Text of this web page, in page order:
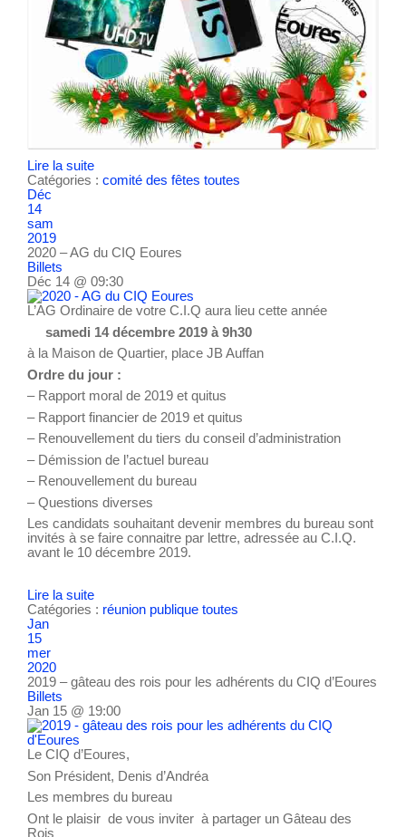
Lire la suite
Catégories : comité des fêtes toutes
Déc
14
sam
2019
2020 – AG du CIQ Eoures
Billets
Déc 14 @ 09:30
L’AG Ordinaire de votre C.I.Q aura lieu cette année
samedi 14 décembre 2019 à 9h30
à la Maison de Quartier, place JB Auffan
Ordre du jour :
– Rapport moral de 2019 et quitus
– Rapport financier de 2019 et quitus
– Renouvellement du tiers du conseil d’administration
– Démission de l’actuel bureau
– Renouvellement du bureau
– Questions diverses
Les candidats souhaitant devenir membres du bureau sont
invités à se faire connaitre par lettre, adressée au C.I.Q.
avant le 10 décembre 2019.
Lire la suite
Catégories : réunion publique toutes
Jan
15
mer
2020
2019 – gâteau des rois pour les adhérents du CIQ d’Eoures
Billets
Jan 15 @ 19:00
Le CIQ d’Eoures,
Son Président, Denis d’Andréa
Les membres du bureau
Ont le plaisir de vous inviter à partager un Gâteau des
Rois